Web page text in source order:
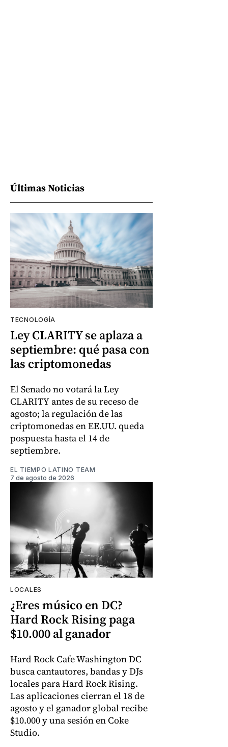
Últimas Noticias
TECNOLOGÍA
Ley CLARITY se aplaza a
septiembre: qué pasa con
las criptomonedas
El Senado no votará la Ley
CLARITY antes de su receso de
agosto; la regulación de las
criptomonedas en EE.UU. queda
pospuesta hasta el 14 de
septiembre.
EL TIEMPO LATINO TEAM
7 de agosto de 2026
LOCALES
¿Eres músico en DC?
Hard Rock Rising paga
$10.000 al ganador
Hard Rock Cafe Washington DC
busca cantautores, bandas y DJs
locales para Hard Rock Rising.
Las aplicaciones cierran el 18 de
agosto y el ganador global recibe
$10.000 y una sesión en Coke
Studio.